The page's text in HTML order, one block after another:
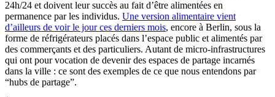
24h/24 et doivent leur succès au fait d’être alimentées en
permanence par les individus. Une version alimentaire vient
d’ailleurs de voir le jour ces derniers mois, encore à Berlin, sous la
forme de réfrigérateurs placés dans l’espace public et alimentés par
des commerçants et des particuliers. Autant de micro-infrastructures
qui ont pour vocation de devenir des espaces de partage incarnés
dans la ville : ce sont des exemples de ce que nous entendons par
“hubs de partage”.